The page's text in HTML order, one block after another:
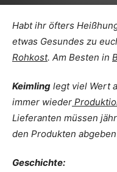
Habt ihr öfters
etwas Gesundes zu
Rohkost. Am Besten in
Keimling legt viel Wert
immer wieder
Lieferanten müssen
den Produkten
Geschichte: